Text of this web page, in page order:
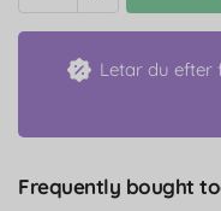
Letar du efter
Frequently bought